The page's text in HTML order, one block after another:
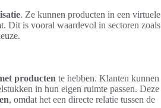
. Ze kunnen producten in een virtuele
Dit is vooral waardevol in sectoren zoals
producten te hebben. Klanten kunnen
in hun eigen ruimte passen. Deze
, omdat het een directe relatie tussen de